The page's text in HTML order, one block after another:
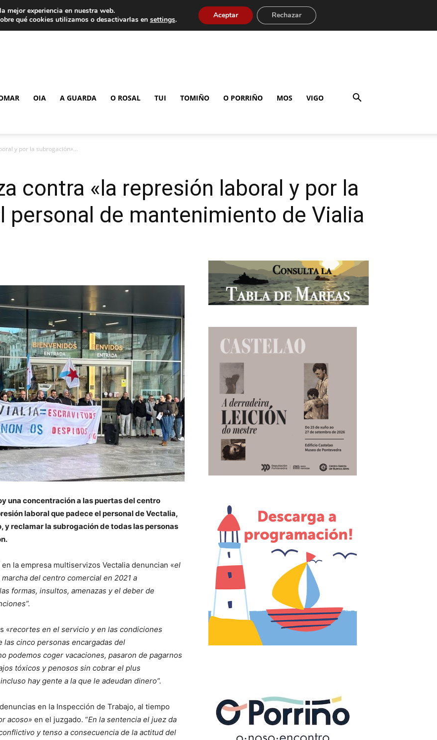
OIA A GUARDA O ROSAL TUI TOMIÑO O PORRIÑO MOS VIGO
y por la subrogación»...
contra «la represión laboral y por la
personal de mantenimiento de Vialia
una concentración a las puertas del centro
laboral que padece el personal de Vectalia,
reclamar la subrogación de todas las personas
la empresa multiservizos Vectalia denuncian «el
del centro comercial en 2021 a
formas, insultos, amenazas y el deber de
«recortes en el servicio y en las condiciones
cinco personas encargadas del
podemos coger vacaciones, pasaron de pagarnos
tóxicos y penosos sin cobrar el plus
hay gente a la que le adeudan dinero”.
en la Inspección de Trabajo, al tiempo
acoso» en el juzgado. “En la sentencia el juez da
y tenso a consecuencia de la actitud del
mejor experiencia en nuestra web.
qué cookies utilizamos o desactivarlas en settings. Aceptar Rechazar